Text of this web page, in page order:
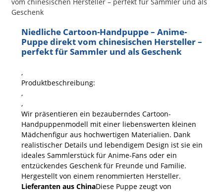
Niedliche Cartoon-Handpuppe – Anime-
Puppe direkt vom chinesischen Hersteller –
perfekt für Sammler und als Geschenk
,
Produktbeschreibung:
,
,
Wir präsentieren ein bezauberndes Cartoon-
Handpuppenmodell mit einer liebenswerten kleinen
Mädchenfigur aus hochwertigen Materialien. Dank
realistischer Details und lebendigem Design ist sie ein
ideales Sammlerstück für Anime-Fans oder ein
entzückendes Geschenk für Freunde und Familie.
Hergestellt von einem renommierten Hersteller.
Lieferanten aus ChinaDiese Puppe zeugt von